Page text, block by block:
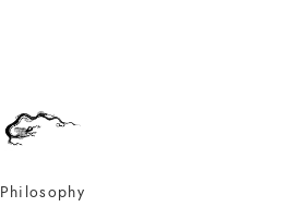
Philosophy